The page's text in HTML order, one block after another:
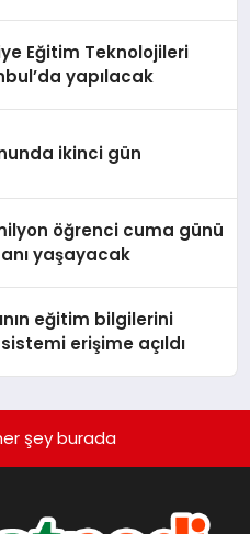
Eğitim Teknolojileri
yapılacak
ikinci gün
öğrenci cuma günü
yaşayacak
eğitim bilgilerini
erişime açıldı
şey burada